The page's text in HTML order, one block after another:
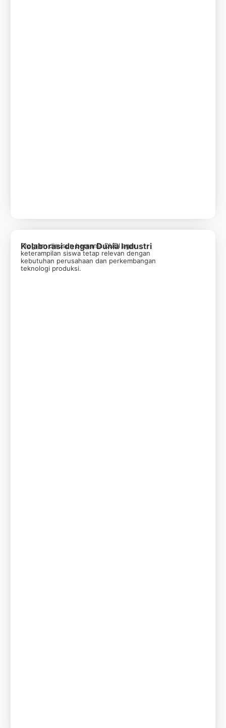
Kolaborasi dengan Dunia Industri
Program disusun bersama DUDI agar
keterampilan siswa tetap relevan dengan
kebutuhan perusahaan dan perkembangan
teknologi produksi.